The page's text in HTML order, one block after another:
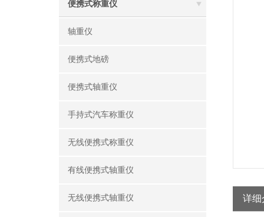
便携式称重仪
轴重仪
便携式地磅
便携式轴重仪
手持式汽车称重仪
无线便携式称重仪
有线便携式轴重仪
无线便携式轴重仪 详细